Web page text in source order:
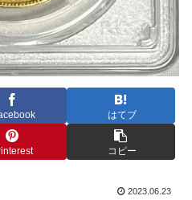
はてブ
コピー
2023.06.23